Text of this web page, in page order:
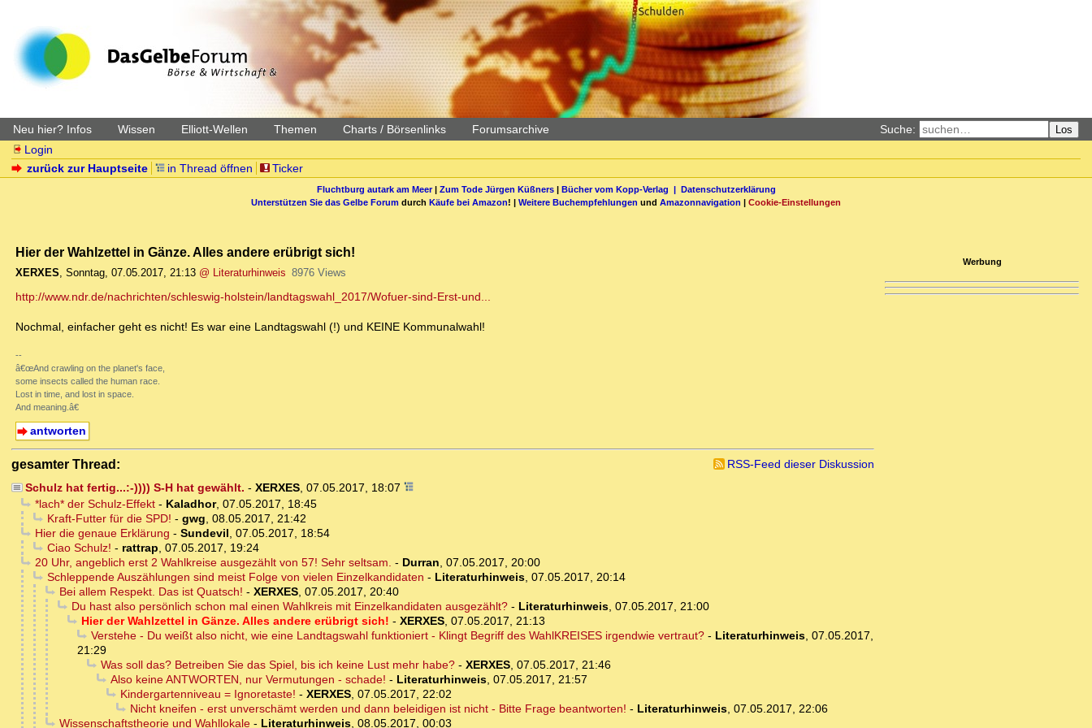
Neu hier? Infos Wissen Elliott-Wellen Themen Charts / Börsenlinks Forumsarchive Suche: Los
Login
zurück zur Hauptseite
in Thread öffnen Ticker
Fluchtburg autark am Meer| Zum Tode Jürgen Küßners| Bücher vom Kopp-Verlag | Datenschutzerklärung
Unterstützen Sie das Gelbe Forum durch Käufe bei Amazon! | Weitere Buchempfehlungen und Amazonnavigation | Cookie-Einstellungen
Hier der Wahlzettel in Gänze. Alles andere erübrigt sich!
XERXES, Sonntag, 07.05.2017, 21:13 @ Literaturhinweis 8976 Views
http://www.ndr.de/nachrichten/schleswig-holstein/landtagswahl_2017/Wofuer-sind-Erst-und...
Nochmal, einfacher geht es nicht! Es war eine Landtagswahl (!) und KEINE Kommunalwahl!
--
â€œAnd crawling on the planet's face,
some insects called the human race.
Lost in time, and lost in space.
And meaning.â€
antworten
gesamter Thread:
RSS-Feed dieser Diskussion
Schulz hat fertig...:-)))) S-H hat gewählt. - XERXES, 07.05.2017, 18:07
*lach* der Schulz-Effekt- Kaladhor, 07.05.2017, 18:45
Kraft-Futter für die SPD! - gwg, 08.05.2017, 21:42
Hier die genaue Erklärung - Sundevil, 07.05.2017, 18:54
Ciao Schulz! - rattrap, 07.05.2017, 19:24
20 Uhr, angeblich erst 2 Wahlkreise ausgezählt von 57! Sehr seltsam. - Durran, 07.05.2017, 20:00
Schleppende Auszählungen sind meist Folge von vielen Einzelkandidaten - Literaturhinweis, 07.05.2017, 20:14
Bei allem Respekt. Das ist Quatsch! - XERXES, 07.05.2017, 20:40
Du hast also persönlich schon mal einen Wahlkreis mit Einzelkandidaten ausgezählt?- Literaturhinweis, 07.05.2017, 21:00
Hier der Wahlzettel in Gänze. Alles andere erübrigt sich! - XERXES, 07.05.2017, 21:13
Verstehe - Du weißt also nicht, wie eine Landtagswahl funktioniert - Klingt Begriff des WahlKREISES irgendwie vertraut?- Literaturhinweis, 07.05.2017,
21:29
Was soll das? Betreiben Sie das Spiel, bis ich keine Lust mehr habe?- XERXES, 07.05.2017, 21:46
Also keine ANTWORTEN, nur Vermutungen - schade! - Literaturhinweis, 07.05.2017, 21:57
Kindergartenniveau = Ignoretaste! - XERXES, 07.05.2017, 22:02
Nicht kneifen - erst unverschämt werden und dann beleidigen ist nicht - Bitte Frage beantworten! - Literaturhinweis, 07.05.2017, 22:06
Wissenschaftstheorie und Wahllokale- Literaturhinweis, 08.05.2017, 00:03
Werbung